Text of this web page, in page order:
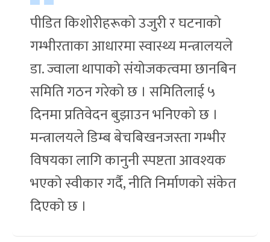
पीडित किशोरीहरूको उजुरी र घटनाको
गम्भीरताका आधारमा स्वास्थ्य मन्त्रालयले
डा. ज्वाला थापाको संयोजकत्वमा छानबिन
समिति गठन गरेको छ । समितिलाई ५
दिनमा प्रतिवेदन बुझाउन भनिएको छ ।
मन्त्रालयले डिम्ब बेचबिखनजस्ता गम्भीर
विषयका लागि कानुनी स्पष्टता आवश्यक
भएको स्वीकार गर्दै, नीति निर्माणको संकेत
दिएको छ ।